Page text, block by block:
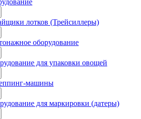
лотков (Трейсиллеры)
оборудование
для упаковки овощей
машины
для маркировки (датеры)